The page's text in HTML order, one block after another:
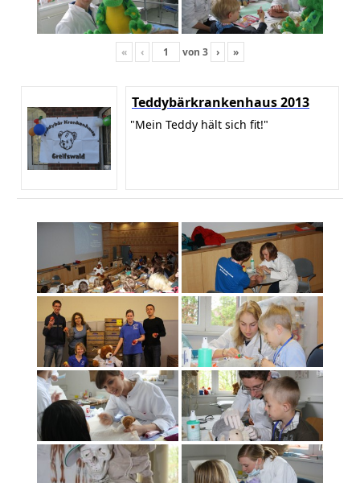
« ‹ von 3 › »
Teddybärkrankenhaus 2013
"Mein Teddy hält sich fit!"